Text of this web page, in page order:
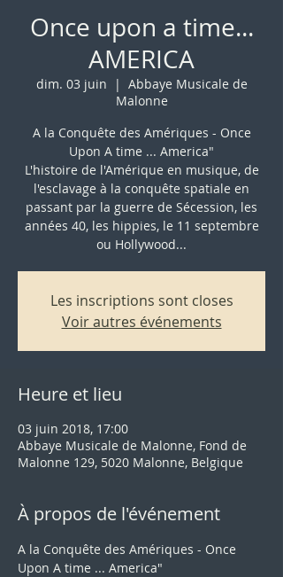
Once upon a time...
AMERICA
dim. 03 juin
  |
Abbaye Musicale de
Malonne
A la Conquête des Amériques - Once
Upon A time ... America"
L'histoire de l'Amérique en musique, de
l'esclavage à la conquête spatiale en
passant par la guerre de Sécession, les
années 40, les hippies, le 11 septembre
ou Hollywood...
Les inscriptions sont closes
Voir autres événements
Heure et lieu
03 juin 2018, 17:00
Abbaye Musicale de Malonne, Fond de
Malonne 129, 5020 Malonne, Belgique
À propos de l'événement
A la Conquête des Amériques - Once
Upon A time ... America"